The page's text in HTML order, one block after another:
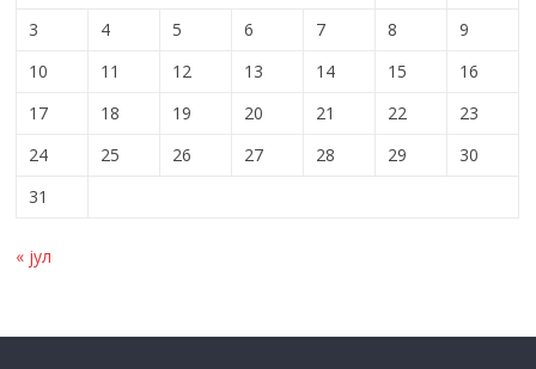
3
4 5 6 7 8
9
10
11 12 13 14 15
16
17
18 19 20 21 22
23
24
25 26 27 28 29
30
31
« јул